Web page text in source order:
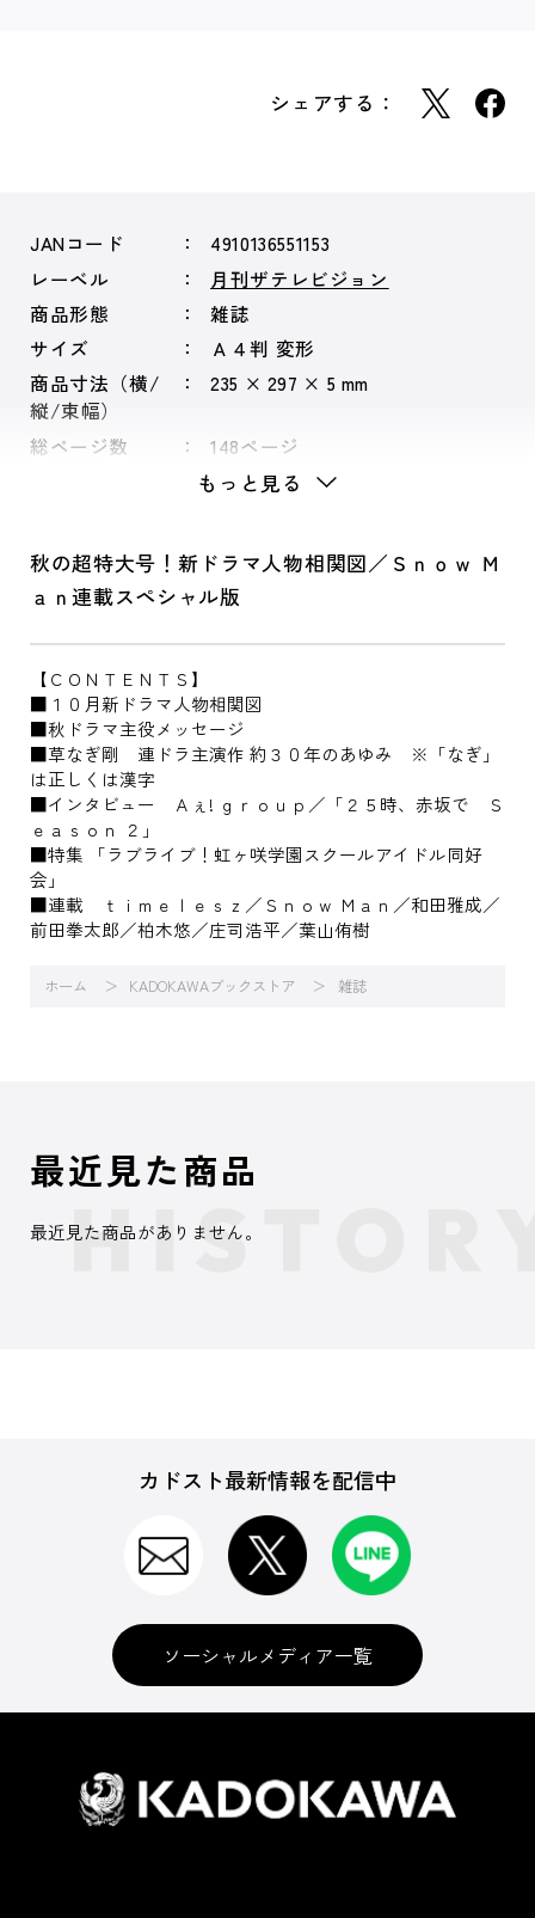
シェアする：
JANコード
4910136551153
レーベル
月刊ザテレビジョン
商品形態
雑誌
サイズ
Ａ４判 変形
商品寸法（横/
縦/束幅）
235 × 297 × 5 mm
総ページ数 148ページ
もっと見る
秋の超特大号！新ドラマ人物相関図／Ｓｎｏｗ Ｍ
ａｎ連載スペシャル版
【ＣＯＮＴＥＮＴＳ】
■１０月新ドラマ人物相関図
■秋ドラマ主役メッセージ
■草なぎ剛 連ドラ主演作 約３０年のあゆみ ※「なぎ」
は正しくは漢字
■インタビュー Ａぇ! ｇｒｏｕｐ／「２５時、赤坂で Ｓ
ｅａｓｏｎ ２」
■特集 「ラブライブ！虹ヶ咲学園スクールアイドル同好
会」
■連載 ｔｉｍｅｌｅｓｚ／Ｓｎｏｗ Ｍａｎ／和田雅成／
前田拳太郎／柏木悠／庄司浩平／葉山侑樹
ホーム KADOKAWAブックストア 雑誌
最近見た商品
最近見た商品がありません。
カドスト最新情報を配信中
ソーシャルメディア一覧